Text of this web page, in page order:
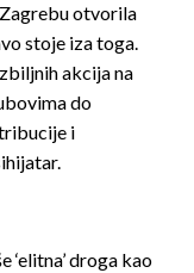
otvorila
stoje iza toga.
akcija na
do
i
‘elitna’ droga kao